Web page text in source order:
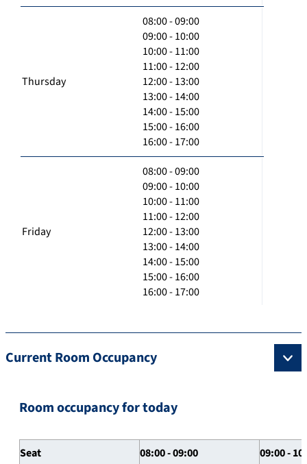
Thursday
08:00 - 09:00
09:00 - 10:00
10:00 - 11:00
11:00 - 12:00
12:00 - 13:00
13:00 - 14:00
14:00 - 15:00
15:00 - 16:00
16:00 - 17:00
Friday
08:00 - 09:00
09:00 - 10:00
10:00 - 11:00
11:00 - 12:00
12:00 - 13:00
13:00 - 14:00
14:00 - 15:00
15:00 - 16:00
16:00 - 17:00
Current Room Occupancy
Room occupancy for today
Seat 08:00 - 09:00 09:00 -